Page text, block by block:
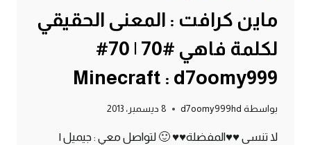
ماين كرافت : المعنى الحقيقي
لكلمة فاهي #70 | 70#
Minecraft : d7oomy999
بواسطة d7oomy999hd 8 ديسمبر، 2013
لا تنسى ♥♥المفضلة♥♥ 🙂 لتواصل معي : جيميل |